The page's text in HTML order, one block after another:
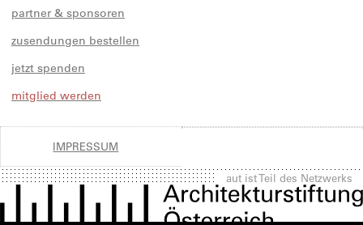
partner & sponsoren
zusendungen bestellen
jetzt spenden
mitglied werden
IMPRESSUM
aut ist Teil des Netzwerks